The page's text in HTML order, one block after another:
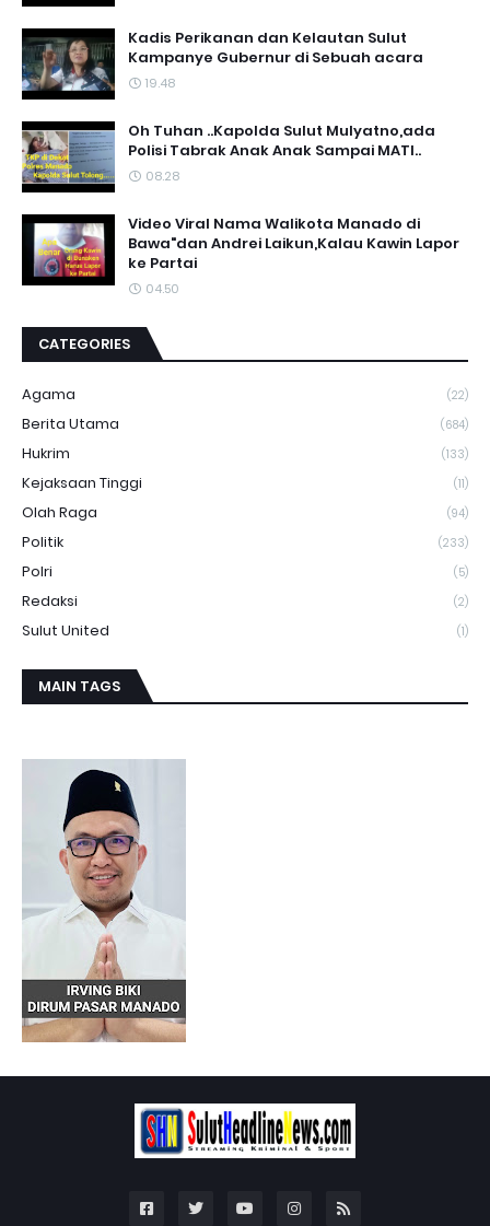
Kadis Perikanan dan Kelautan Sulut
Kampanye Gubernur di Sebuah acara
19.48
Oh Tuhan ..Kapolda Sulut Mulyatno,ada
Polisi Tabrak Anak Anak Sampai MATI..
08.28
Video Viral Nama Walikota Manado di
Bawa"dan Andrei Laikun,Kalau Kawin Lapor
ke Partai
04.50
CATEGORIES
Agama (22)
Berita Utama (684)
Hukrim (133)
Kejaksaan Tinggi (11)
Olah Raga (94)
Politik (233)
Polri (5)
Redaksi (2)
Sulut United (1)
MAIN TAGS